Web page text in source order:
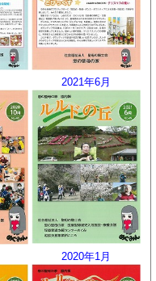
2021年6月
2020年1月